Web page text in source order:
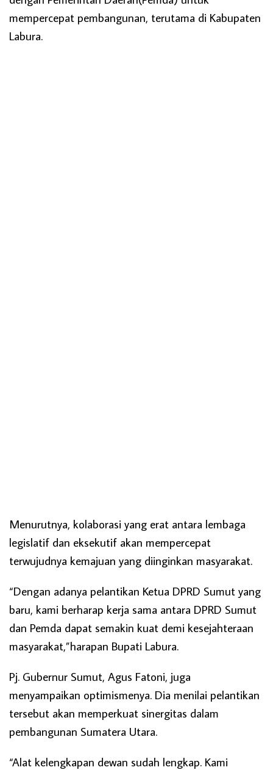
mempercepat pembangunan, terutama di Kabupaten
Labura.
Menurutnya, kolaborasi yang erat antara lembaga
legislatif dan eksekutif akan mempercepat
terwujudnya kemajuan yang diinginkan masyarakat.
“Dengan adanya pelantikan Ketua DPRD Sumut yang
baru, kami berharap kerja sama antara DPRD Sumut
dan Pemda dapat semakin kuat demi kesejahteraan
masyarakat,”harapan Bupati Labura.
Pj. Gubernur Sumut, Agus Fatoni, juga
menyampaikan optimismenya. Dia menilai pelantikan
tersebut akan memperkuat sinergitas dalam
pembangunan Sumatera Utara.
“Alat kelengkapan dewan sudah lengkap. Kami